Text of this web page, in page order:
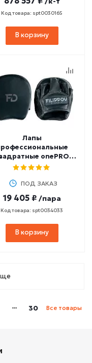
Код товара: spt0030165
В корзину
Лапы
onePRO
FILIPPOV (нат.кожа)
ПОД ЗАКАЗ
19 405 ₽ /пара
Код товара: spt0034033
В корзину
30 Все товары